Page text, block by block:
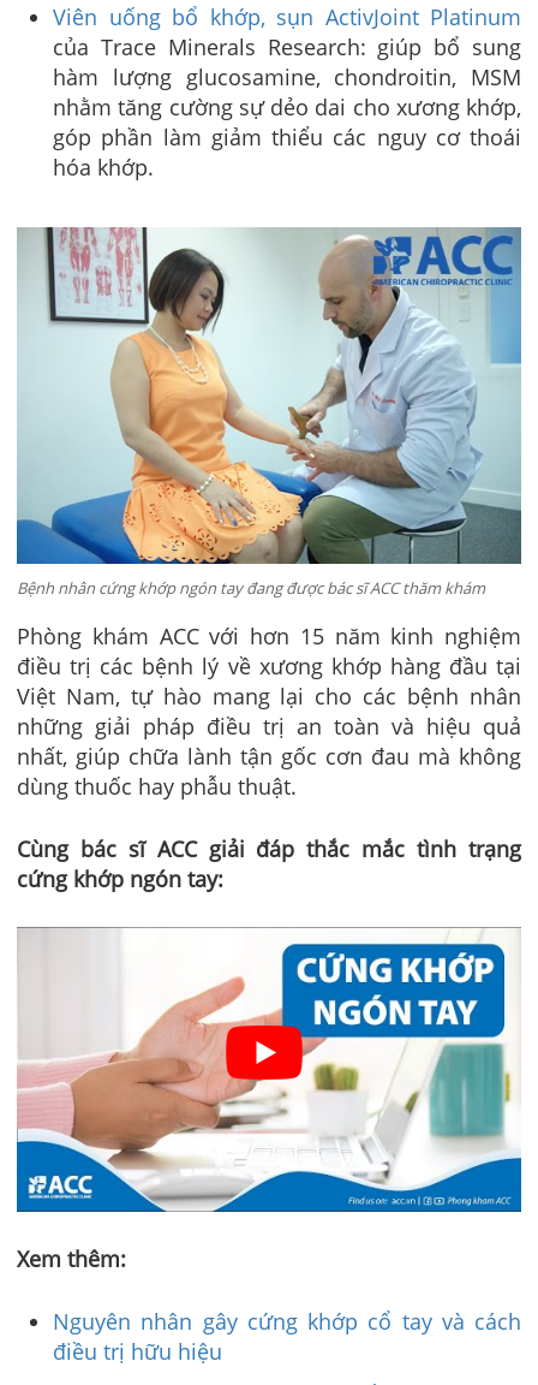
Viên uống bổ khớp, sụn ActivJoint Platinum
của Trace Minerals Research: giúp bổ sung
hàm lượng glucosamine, chondroitin, MSM
nhằm tăng cường sự dẻo dai cho xương khớp,
góp phần làm giảm thiểu các nguy cơ thoái
hóa khớp.
Bệnh nhân cứng khớp ngón tay đang được bác sĩ ACC thăm khám
Phòng khám ACC với hơn 15 năm kinh nghiệm
điều trị các bệnh lý về xương khớp hàng đầu tại
Việt Nam, tự hào mang lại cho các bệnh nhân
những giải pháp điều trị an toàn và hiệu quả
nhất, giúp chữa lành tận gốc cơn đau mà không
dùng thuốc hay phẫu thuật.
Cùng bác sĩ ACC giải đáp thắc mắc tình trạng
cứng khớp ngón tay:
Xem thêm:
Nguyên nhân gây cứng khớp cổ tay và cách
điều trị hữu hiệu